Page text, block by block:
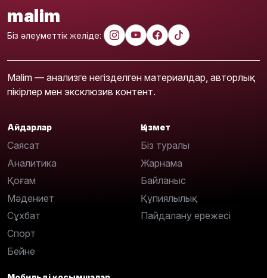
malim
Біз әлеуметтік желіде:
Malim — анализге негізделген материалдар, авторлық
пікірлер мен эксклюзив контент.
Айдарлар
Саясат
Аналитика
Қоғам
Мәдениет
Сұхбат
Спорт
Бейне
Қызмет
Біз туралы
Жарнама
Байланыс
Құпиялылық
Пайдалану ережесі